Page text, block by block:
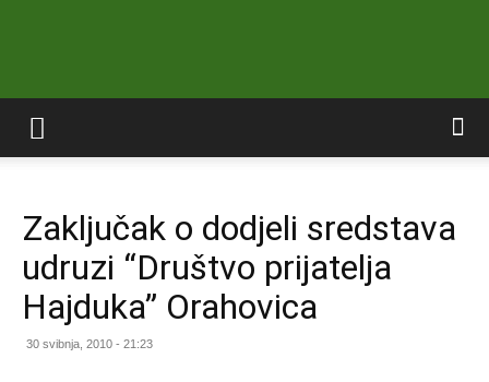
stranice
Grada
Zaključak o dodjeli sredstava
udruzi “Društvo prijatelja
Hajduka” Orahovica
30 svibnja, 2010 - 21:23